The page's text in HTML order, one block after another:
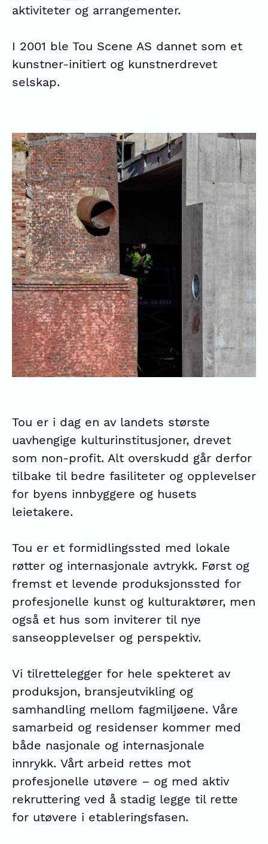
aktiviteter og arrangementer.
I 2001 ble Tou Scene AS dannet som et
kunstner-initiert og kunstnerdrevet
selskap.
Tou er i dag en av landets største
uavhengige kulturinstitusjoner, drevet
som non-profit. Alt overskudd går derfor
tilbake til bedre fasiliteter og opplevelser
for byens innbyggere og husets
leietakere.
Tou er et formidlingssted med lokale
røtter og internasjonale avtrykk. Først og
fremst et levende produksjonssted for
profesjonelle kunst og kulturaktører, men
også et hus som inviterer til nye
sanseopplevelser og perspektiv.
Vi tilrettelegger for hele spekteret av
produksjon, bransjeutvikling og
samhandling mellom fagmiljøene. Våre
samarbeid og residenser kommer med
både nasjonale og internasjonale
innrykk. Vårt arbeid rettes mot
profesjonelle utøvere – og med aktiv
rekruttering ved å stadig legge til rette
for utøvere i etableringsfasen.